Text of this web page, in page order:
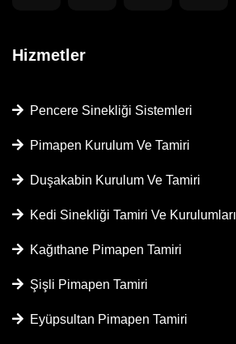
Hizmetler
Pencere Sinekliği Sistemleri
Pimapen Kurulum Ve Tamiri
Duşakabin Kurulum Ve Tamiri
Kedi Sinekliği Tamiri Ve Kurulumları
Kağıthane Pimapen Tamiri
Şişli Pimapen Tamiri
Eyüpsultan Pimapen Tamiri